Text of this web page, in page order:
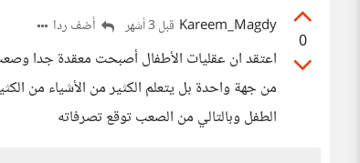
0
Kareem_Magdy قبل 3 أشهر أضف ردا
اعتقد ان عقليات الأطفال أصبحت معقدة جدا وصعب
من جهة واحدة بل يتعلم الكثير من الأشياء من
الطفل وبالتالي من الصعب توقع تصرفاته